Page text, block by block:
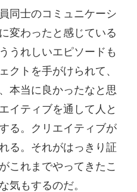
同士のコミュニケーシ
変わったと感じている
うれしいエピソードも
クトを手がけられて、
本当に良かったなと思
イティブを通して人と
る。クリエイティブが
る。それがはっきり証
これまでやってきたこ
気もするのだ。